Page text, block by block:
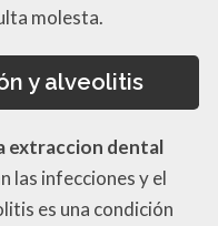
molesta.
y alveolitis
extraccion dental
las infecciones y el
es una condición